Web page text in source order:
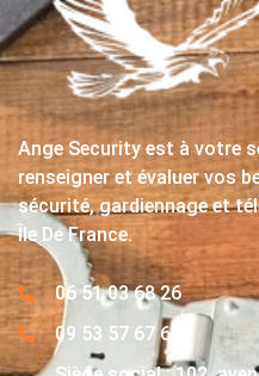
Ange Security est à votre
renseigner et évaluer vos
sécurité, gardiennage et
Île De France.
06 51 03 68 26
09 53 57 67 63